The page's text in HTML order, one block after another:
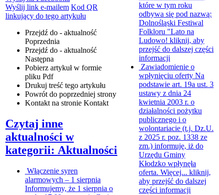
Wyślij link e-mailem Kod QR
linkujący do tego artykułu
Przejdź do - aktualność
Poprzednia
Przejdź do - aktualność
Następna
Pobierz artykuł w formie
pliku Pdf
Drukuj treść tego artykułu
Powrót do poprzedniej strony
Kontakt na stronie Kontakt
Czytaj inne
aktualności w
kategorii: Aktualności
Włączenie syren
alarmowych – 1 sierpnia
Informujemy, że 1 sierpnia o
które w tym roku
odbywa się pod nazwą:
Dolnośląski Festiwal
Folkloru "Lato na
Ludowo! kliknij, aby
przejść do dalszej części
informacji
Zawiadomienie o
wpłynięciu oferty Na
podstawie art. 19a ust. 3
ustawy z dnia 24
kwietnia 2003 r. o
działalności pożytku
publicznego i o
wolontariacie (t.j. Dz.U.
z 2025 r. poz. 1338 ze
zm.) informuję, iż do
Urzędu Gminy
Kłodzko wpłynęła
oferta. Więcej... kliknij,
aby przejść do dalszej
części informacji